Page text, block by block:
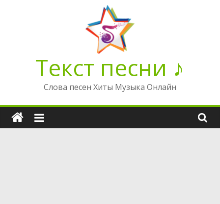
Текст песни ♪
Слова песен Хиты Музыка Онлайн